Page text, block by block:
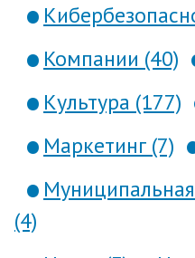
Компании (40)
Культура (177)
Маркетинг (7)
(4)